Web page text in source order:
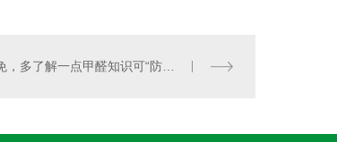
甲醛不可避免，多了解一点甲醛知识可“防患于未然”！